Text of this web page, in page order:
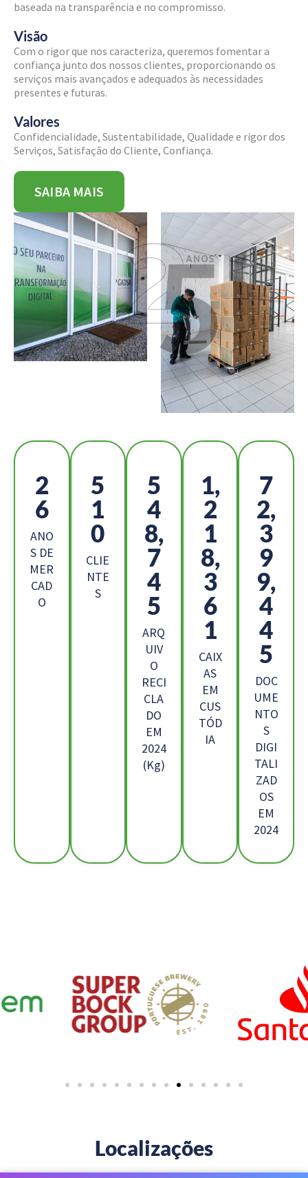
baseada na transparência e no compromisso.
Visão
Com o rigor que nos caracteriza, queremos fomentar a
confiança junto dos nossos clientes, proporcionando os
serviços mais avançados e adequados às necessidades
presentes e futuras.
Valores
Confidencialidade, Sustentabilidade, Qualidade e rigor dos
Serviços, Satisfação do Cliente, Confiança.
SAIBA MAIS
2
6
ANO
S DE
MER
CAD
O
5
1
0
CLIE
NTE
S
5
4
8,
7
4
5
ARQ
UIV
O
RECI
CLA
DO
EM
2024
(Kg)
1,
2
1
8,
3
6
1
CAIX
AS
EM
CUS
TÓD
IA
7
2,
3
9
9,
4
4
5
DOC
UME
NTO
S
DIGI
TALI
ZAD
OS
EM
2024
Localizações